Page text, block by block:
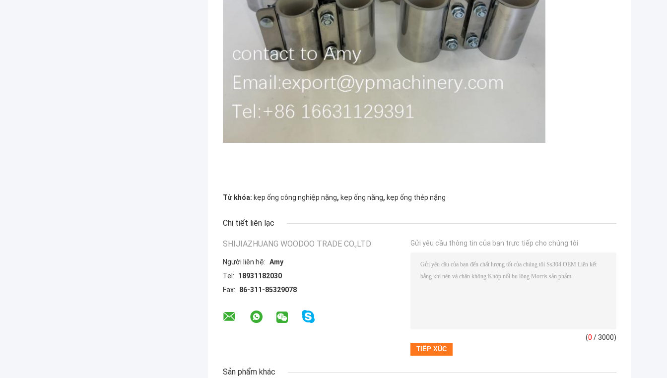
Từ khóa: kẹp ống công nghiệp nặng, kẹp ống nặng, kẹp ống thép nặng
Chi tiết liên lạc
SHIJIAZHUANG WOODOO TRADE CO.,LTD
Người liên hệ: Amy
Tel:
18931182030
Fax:
86-311-85329078
Gửi yêu cầu thông tin của bạn trực tiếp cho chúng tôi
(0 / 3000)
Sản phẩm khác